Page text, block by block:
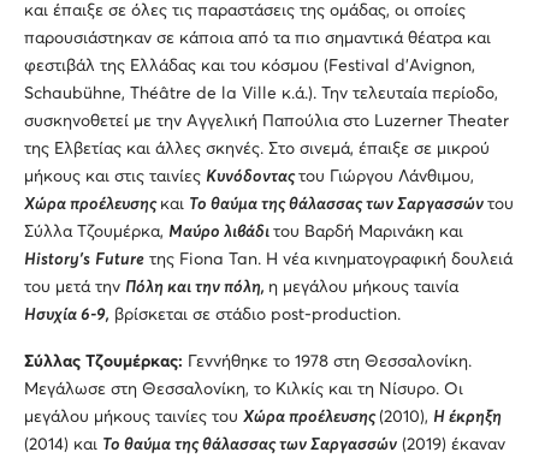
και έπαιξε σε όλες τις παραστάσεις της ομάδας, οι οποίες
παρουσιάστηκαν σε κάποια από τα πιο σημαντικά θέατρα και
φεστιβάλ της Ελλάδας και του κόσμου (Festival d’Avignon,
Schaubühne, Théâtre de la Ville κ.ά.). Την τελευταία περίοδο,
συσκηνοθετεί με την Αγγελική Παπούλια στο Luzerner Theater
της Ελβετίας και άλλες σκηνές. Στο σινεμά, έπαιξε σε μικρού
μήκους και στις ταινίες Κυνόδονταςτου Γιώργου Λάνθιμου,
Xώρα προέλευσης και Το θαύμα της θάλασσας των Σαργασσών του
Σύλλα Τζουμέρκα, Μαύρο λιβάδι του Βαρδή Μαρινάκη και
History’s Future της Fiona Tan. Η νέα κινηματογραφική δουλειά
του μετά την Πόλη και την πόλη, η μεγάλου μήκους ταινία
Ησυχία 6-9, βρίσκεται σε στάδιο post-production.
Σύλλας Τζουμέρκας: Γεννήθηκε το 1978 στη Θεσσαλονίκη.
Μεγάλωσε στη Θεσσαλονίκη, το Κιλκίς και τη Νίσυρο. Οι
μεγάλου μήκους ταινίες του Χώρα προέλευσης(2010), H έκρηξη
(2014) και Το θαύμα της θάλασσας των Σαργασσών (2019) έκαναν